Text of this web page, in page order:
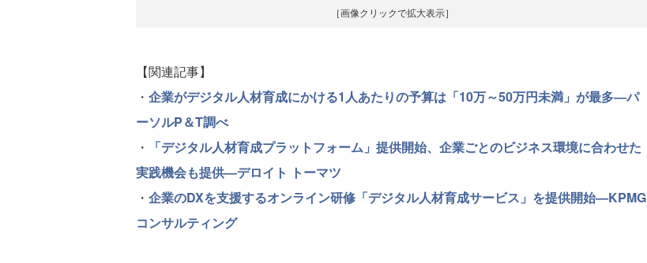
［画像クリックで拡大表示］
【関連記事】
・ 企業がデジタル人材育成にかける1人あたりの予算は「10万～50万円未満」が最多―パ
ーソルP＆T調べ
・
「デジタル人材育成プラットフォーム」提供開始、企業ごとのビジネス環境に合わせた
実践機会も提供―デロイト トーマツ
・ 企業のDXを支援するオンライン研修「デジタル人材育成サービス」を提供開始―KPMG
コンサルティング